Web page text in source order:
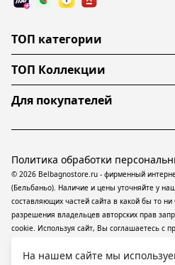
ТОП категории
ТОП Коллекции
Для покупателей
© 2026 Belbagnostore.ru - фирменный
(Бельбаньо). Наличие и цены уточняйте у
составляющих частей сайта в какой бы то
разрешения владельцев авторских прав
cookie. Используя сайт, Вы соглашаетесь с
ресурсе применяютсярекомендательные
Политика обработки
На нашем сайте мы